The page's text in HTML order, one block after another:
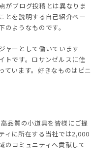
がブログ投稿とは異なりま
とを説明する自己紹介ペー
ようなものです。
ャーとして働いています
トです。ロサンゼルスに住
ています。好きなものはピニ
品質の小道具を皆様にご提
ィに所在する当社では2,000
のコミュニティへ貢献して